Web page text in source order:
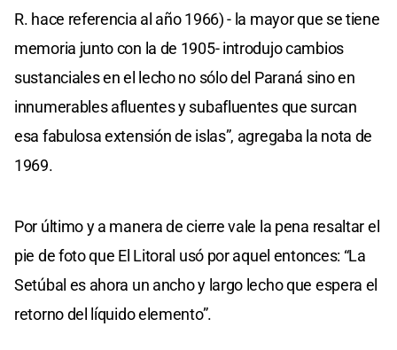
R. hace referencia al año 1966) - la mayor que se tiene
memoria junto con la de 1905- introdujo cambios
sustanciales en el lecho no sólo del Paraná sino en
innumerables afluentes y subafluentes que surcan
esa fabulosa extensión de islas”, agregaba la nota de
1969.
Por último y a manera de cierre vale la pena resaltar el
pie de foto que El Litoral usó por aquel entonces: “La
Setúbal es ahora un ancho y largo lecho que espera el
retorno del líquido elemento”.